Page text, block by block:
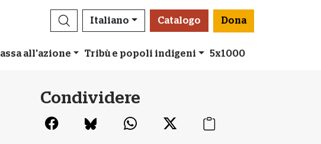
Italiano Catalogo Dona
all'azione Tribù e popoli indigeni 5x1000
Condividere